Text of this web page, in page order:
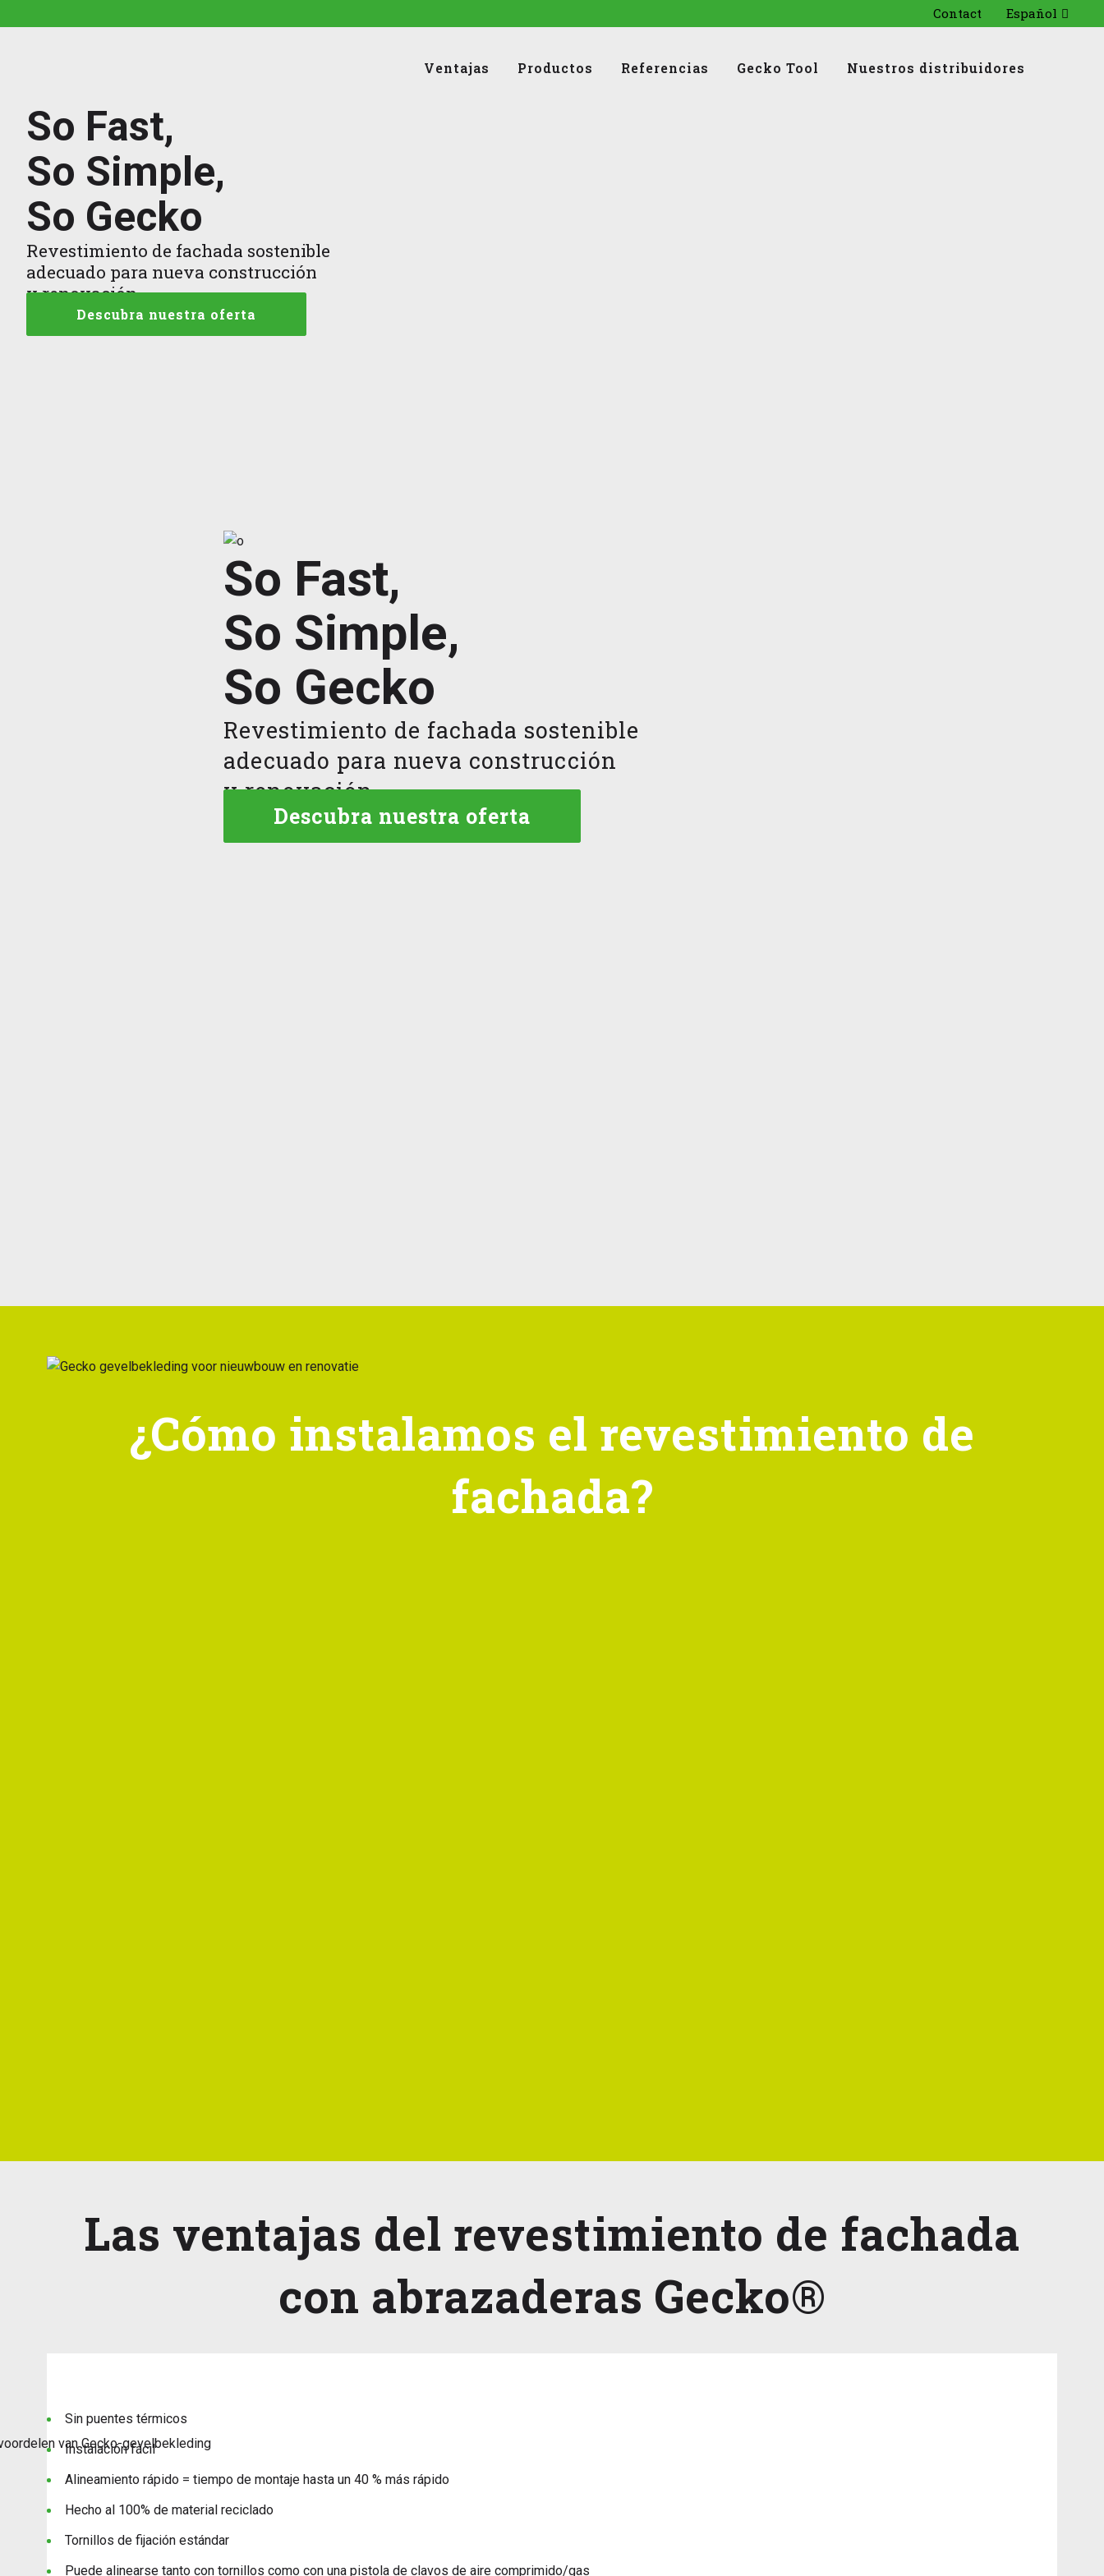
Contact Español
Ventajas Productos Referencias Gecko Tool Nuestros distribuidores
So Fast,
So Simple,
So Gecko
Revestimiento de fachada sostenible
adecuado para nueva construcción
y renovación
Descubra nuestra oferta
So Fast,
So Simple,
So Gecko
Revestimiento de fachada sostenible
adecuado para nueva construcción
y renovación
Descubra nuestra oferta
¿Cómo instalamos el revestimiento de
fachada?
Las ventajas del revestimiento de fachada
con abrazaderas Gecko®
Sin puentes térmicos
Instalación fácil
Alineamiento rápido = tiempo de montaje hasta un 40 % más rápido
Hecho al 100% de material reciclado
Tornillos de fijación estándar
Puede alinearse tanto con tornillos como con una pistola de clavos de aire comprimido/gas